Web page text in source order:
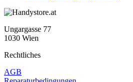
Ungargasse 77
1030 Wien
Rechtliches
AGB